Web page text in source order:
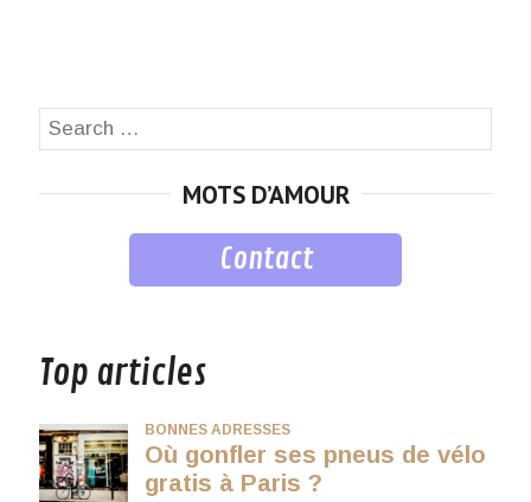
Search
MOTS D’AMOUR
Contact
Top articles